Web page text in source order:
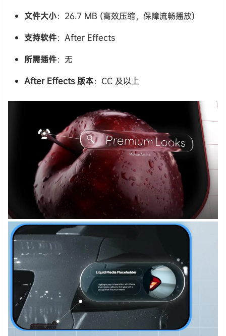
文件大小：26.7 MB (高效压缩，保障流畅播放)
支持软件：After Effects
所需插件：无
After Effects 版本：CC 及以上